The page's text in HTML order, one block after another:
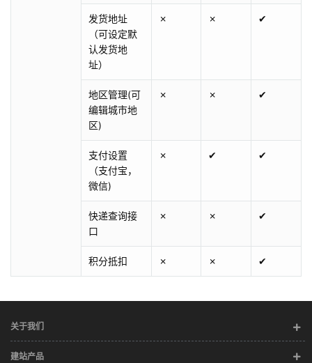
发货地址
（可设定默
认发货地
址）
✗ ✗ ✔
地区管理(可
编辑城市地
区)
✗ ✗ ✔
支付设置
（支付宝，
微信)
✗ ✔ ✔
快递查询接
口
✗ ✗ ✔
积分抵扣 ✗ ✗ ✔
关于我们
建站产品